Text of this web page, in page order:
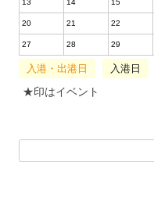
13 14 15
20 21 22
27 28 29
入港・出港日 入港日
★印はイベント
検索: